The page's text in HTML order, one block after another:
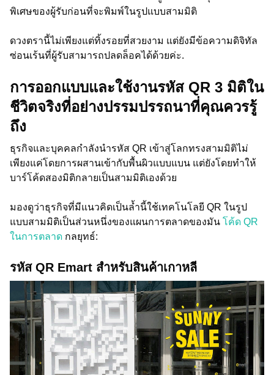
พิเศษของผู้รับก่อนที่จะพิมพ์ในรูปแบบสามมิติ
ดวงตรานี้ไม่เพียงแต่ทิ้งรอยที่สวยงาม แต่ยังมีข้อความดิจิทัล
ซ่อนเร้นที่ผู้รับสามารถปลดล็อคได้ด้วยค่ะ.
การออกแบบและใช้งานรหัส QR 3 มิติใน
ชีวิตจริงที่อย่างปรรมปรรถนาที่คุณควรรู้
ถึง
ธุรกิจและบุคคลกำลังนำรหัส QR เข้าสู่โลกทรงสามมิติไม่
เพียงแค่โดยการผสานเข้ากับพื้นผิวแบบแบน แต่ยังโดยทำให้
บาร์โค้ดสองมิติกลายเป็นสามมิติเองด้วย
มองดูว่าธุรกิจที่มีแนวคิดเป็นล้ำนี้ใช้เทคโนโลยี QR ในรูป
แบบสามมิติเป็นส่วนหนึ่งของแผนการตลาดของมัน โค้ด QR
ในการตลาด กลยุทธ์:
รหัส QR Emart สำหรับสินค้าเกาหลี